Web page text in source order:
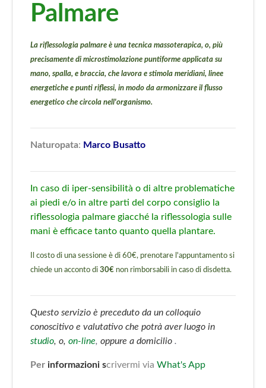
Palmare
La riflessologia palmare è una tecnica massoterapica, o, più
precisamente di microstimolazione puntiforme applicata su
mano, spalla, e braccia, che lavora e stimola meridiani, linee
energetiche e punti riflessi, in modo da armonizzare il flusso
energetico che circola nell'organismo.
Naturopata: Marco Busatto
In caso di iper-sensibilità o di altre problematiche
ai piedi e/o in altre parti del corpo consiglio la
riflessologia palmare giacché la riflessologia sulle
mani è efficace tanto quanto quella plantare.
Il costo di una sessione è di 60€, prenotare l'appuntamento si
chiede un acconto di 30€ non rimborsabili in caso di disdetta.
Questo servizio è preceduto da un colloquio
conoscitivo e valutativo che potrà aver luogo in
studio, o, on-line, oppure a domicilio .
Per informazioni scrivermi via What's App